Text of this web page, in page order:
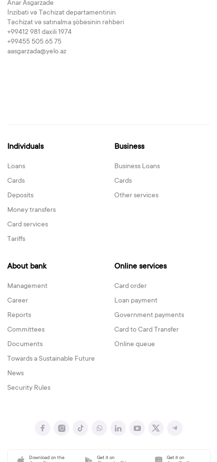
Anar Asgarzade
İnzibati və Təchizat departamentinin
Təchizat və satınalma şöbəsinin rəhbəri
+99412 981 daxili 1974
+99455 505 65 75
aasgarzada@yelo.az
Individuals
Loans
Cards
Deposits
Money transfers
Card services
Tariffs
Business
Business Loans
Cards
Other services
About bank
Management
Career
Reports
Committees
Documents
Towards a Sustainable Future
News
Security Rules
Online services
Card order
Loan payment
Government payments
Card to Card Transfer
Online queue
Download on the Get it on Get it on